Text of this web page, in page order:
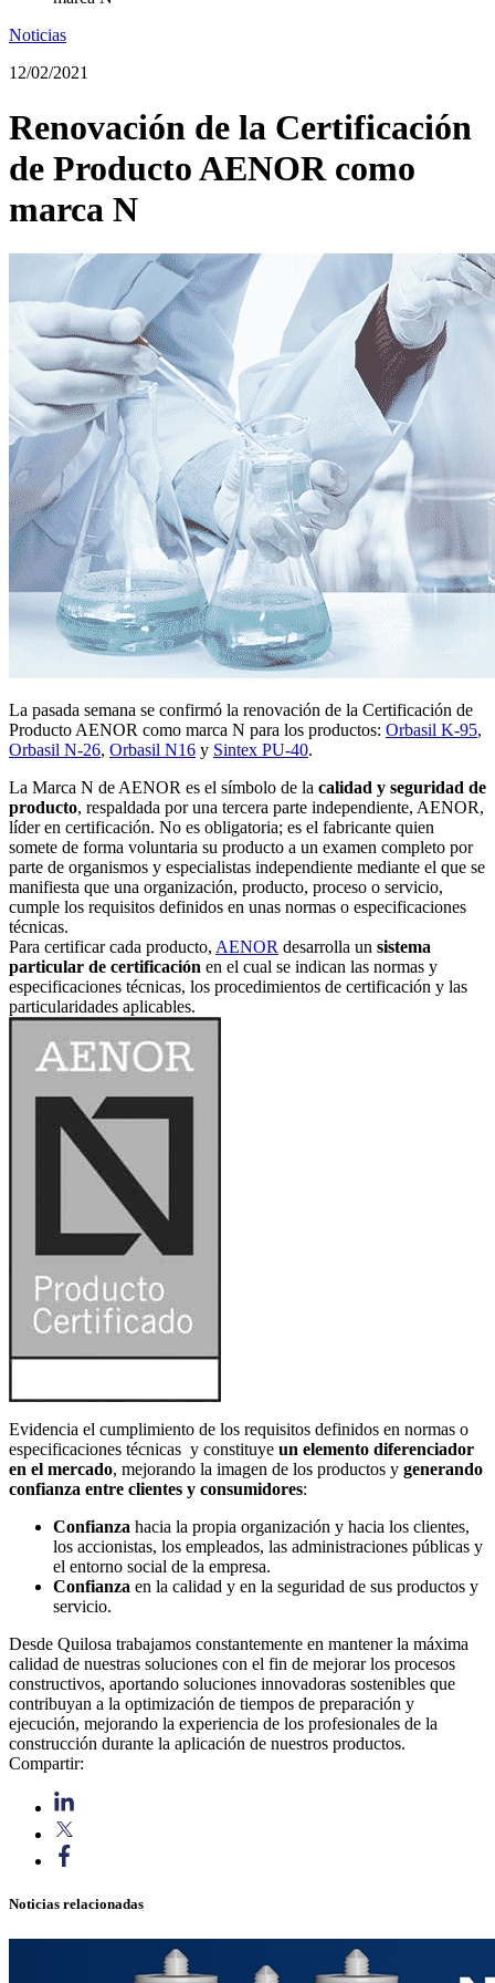
Noticias
12/02/2021
Renovación de la Certificación
de Producto AENOR como
marca N
La pasada semana se confirmó la renovación de la Certificación de
Producto AENOR como marca N para los productos: Orbasil K-95,
Orbasil N-26, Orbasil N16 y Sintex PU-40.
La Marca N de AENOR es el símbolo de la calidad y seguridad de
producto, respaldada por una tercera parte independiente, AENOR,
líder en certificación. No es obligatoria; es el fabricante quien
somete de forma voluntaria su producto a un examen completo por
parte de organismos y especialistas independiente mediante el que se
manifiesta que una organización, producto, proceso o servicio,
cumple los requisitos definidos en unas normas o especificaciones
técnicas.
Para certificar cada producto, AENOR desarrolla un sistema
particular de certificación en el cual se indican las normas y
especificaciones técnicas, los procedimientos de certificación y las
particularidades aplicables.
Evidencia el cumplimiento de los requisitos definidos en normas o
especificaciones técnicas y constituye un elemento diferenciador
en el mercado, mejorando la imagen de los productos y generando
confianza entre clientes y consumidores:
Confianza hacia la propia organización y hacia los clientes,
los accionistas, los empleados, las administraciones públicas y
el entorno social de la empresa.
Confianza en la calidad y en la seguridad de sus productos y
servicio.
Desde Quilosa trabajamos constantemente en mantener la máxima
calidad de nuestras soluciones con el fin de mejorar los procesos
constructivos, aportando soluciones innovadoras sostenibles que
contribuyan a la optimización de tiempos de preparación y
ejecución, mejorando la experiencia de los profesionales de la
construcción durante la aplicación de nuestros productos.
Compartir:
Noticias relacionadas